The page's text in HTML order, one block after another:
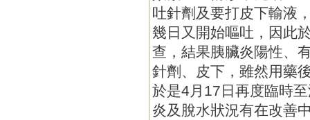
吐針劑及要打皮下輸液
幾日又開始嘔吐，因此
查，結果胰臟炎陽性、
針劑、皮下，雖然用藥
於是4月17日再度臨時
炎及脫水狀況有在改善